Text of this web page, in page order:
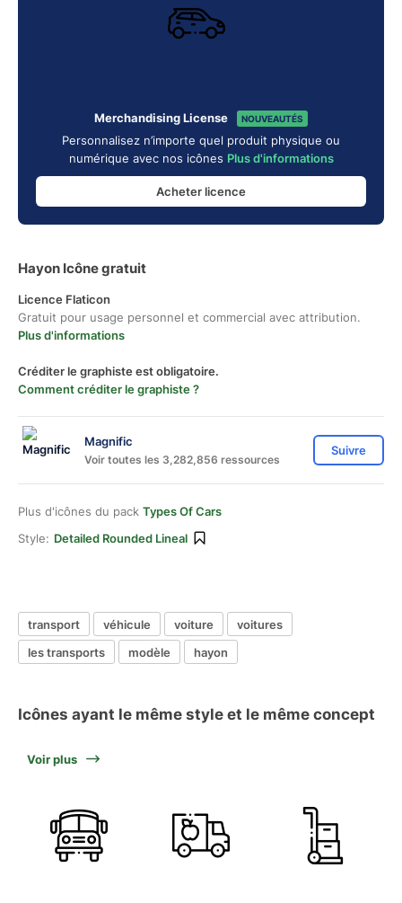
Merchandising License NOUVEAUTÉS
Personnalisez n’importe quel produit physique ou
numérique avec nos icônes Plus d'informations
Acheter licence
Hayon Icône gratuit
Licence Flaticon
Gratuit pour usage personnel et commercial avec attribution.
Plus d'informations
Créditer le graphiste est obligatoire.
Comment créditer le graphiste ?
Magnific
Voir toutes les 3,282,856 ressources
Suivre
Plus d'icônes du pack Types Of Cars
Style: Detailed Rounded Lineal
transport véhicule voiture
voitures
les transports
modèle hayon
Icônes ayant le même style et le même concept
Voir plus